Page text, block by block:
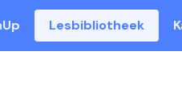
Lesbibliotheek